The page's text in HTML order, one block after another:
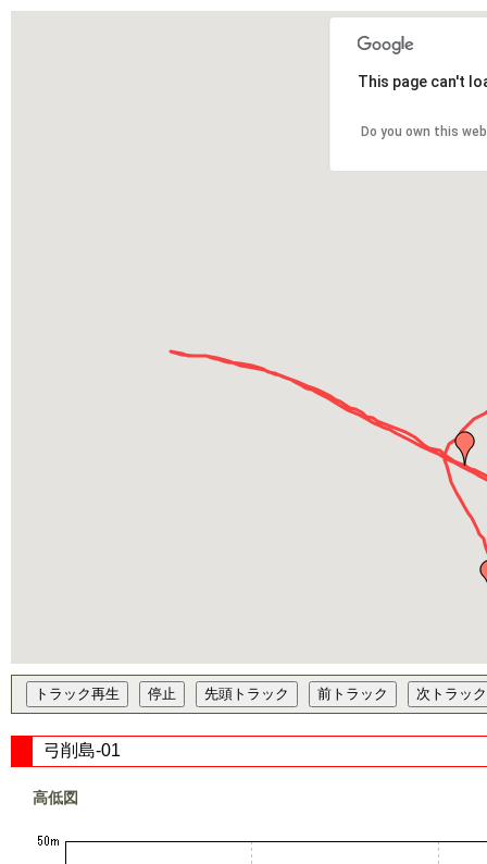
This page can't
Do you own this
弓削島-01
高低図